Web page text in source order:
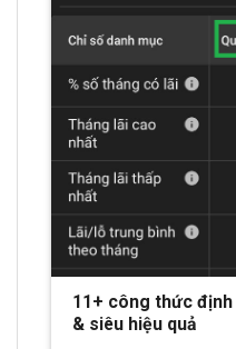
11+ công thức
& siêu hiệu quả